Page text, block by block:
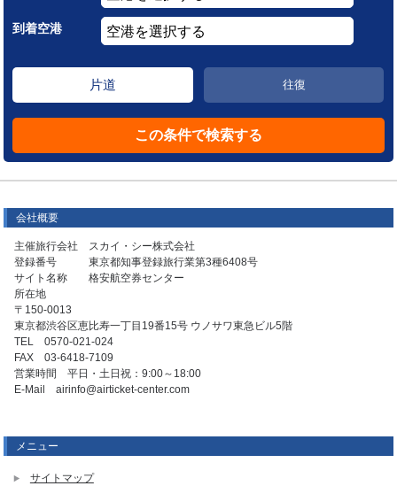
到着空港
片道 往復
会社概要
主催旅行会社 スカイ・シー株式会社
登録番号 東京都知事登録旅行業第3種6408号
サイト名称 格安航空券センター
所在地
〒150-0013
東京都渋谷区恵比寿一丁目19番15号 ウノサワ東急ビル5階
TEL 0570-021-024
FAX 03-6418-7109
営業時間 平日・土日祝：9:00～18:00
E-Mail airinfo@airticket-center.com
メニュー
サイトマップ